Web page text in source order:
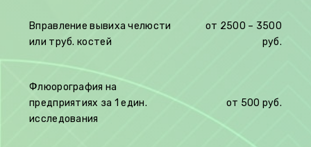
Вправление вывиха челюсти
или труб. костей
от 2500 – 3500
руб.
Флюорография на
предприятиях за 1 един.
исследования
от 500 руб.